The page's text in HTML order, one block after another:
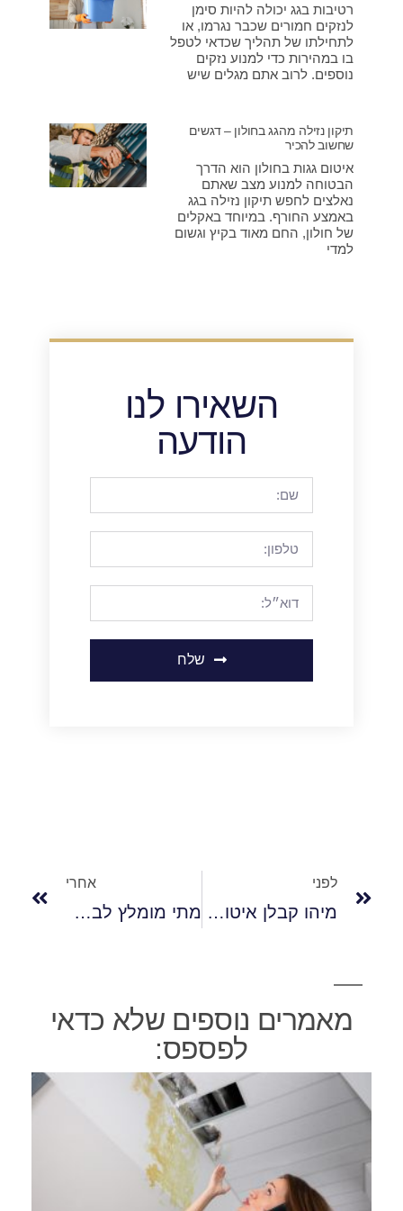
רטיבות בגג יכולה להיות סימן
לנזקים חמורים שכבר נגרמו, או
לתחילתו של תהליך שכדאי לטפל
בו במהירות כדי למנוע נזקים
נוספים. לרוב אתם מגלים שיש
תיקון נזילה מהגג בחולון – דגשים
שחשוב להכיר
איטום גגות בחולון הוא הדרך
הבטוחה למנוע מצב שאתם
נאלצים לחפש תיקון נזילה בגג
באמצע החורף. במיוחד באקלים
של חולון, החם מאוד בקיץ וגשום
למדי
השאירו לנו
הודעה
שלח
לפני
מיהו קבלן איטום מוסמך?
אחרי
מתי מומלץ לבצע הלבנת גגות?
מאמרים נוספים שלא כדאי
לפספס: